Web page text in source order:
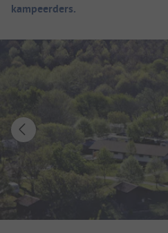
kampeerders.